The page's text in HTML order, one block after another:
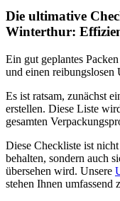
Die ultimative
Winterthur:
Ein gut geplantes
und einen
Es ist ratsam, zunächst
erstellen. Diese Liste
gesamten
Diese Checkliste ist
behalten, sondern auch
übersehen wird. Unsere
stehen Ihnen umfassend